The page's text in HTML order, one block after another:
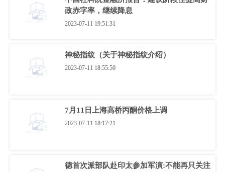
政赤字率，继续降息
2023-07-11 19:51:31
神秘指纹（关于神秘指纹介绍）
2023-07-11 18:55:50
7月11日上海高桥丙酮价格上调
2023-07-11 18:17:21
德首次派部队赴印太参加军演:不能再只关注